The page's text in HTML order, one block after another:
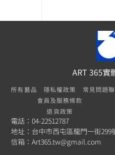
ART 365實
所有藝品
隱私權政策
會員及服務條款
退貨政策
常見問題
電話：04-22512787
地址：台中市西屯區龍門一街299
信箱：Art365.tw@gmail.com